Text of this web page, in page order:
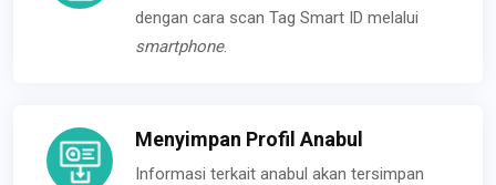
dengan cara scan Tag Smart ID melalui
smartphone.
Menyimpan Profil Anabul
Informasi terkait anabul akan tersimpan